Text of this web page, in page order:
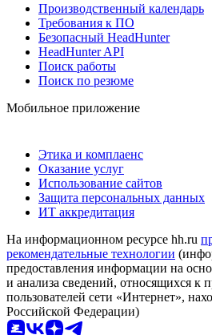
Производственный календарь
Требования к ПО
Безопасный HeadHunter
HeadHunter API
Поиск работы
Поиск по резюме
Мобильное приложение
Этика и комплаенс
Оказание услуг
Использование сайтов
Защита персональных данных
ИТ аккредитация
На информационном ресурсе hh.ru
рекомендательные технологии
предоставления информации на
и анализа сведений, относящихся к
пользователей сети «Интернет»,
Российской Федерации)